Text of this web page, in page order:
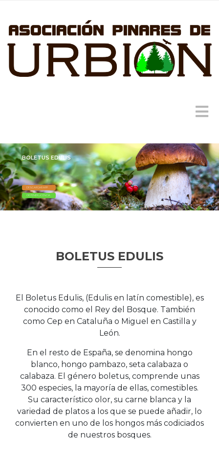
BOLETUS EDULIS
El Boletus Edulis, (Edulis en latín comestible), es
conocido como el Rey del Bosque. También
como Cep en Cataluña o Miguel en Castilla y
León.
En el resto de España, se denomina hongo
blanco, hongo pambazo, seta calabaza o
calabaza. El género boletus, comprende unas
300 especies, la mayoría de ellas, comestibles.
Su característico olor, su carne blanca y la
variedad de platos a los que se puede añadir, lo
convierten en uno de los hongos más codiciados
de nuestros bosques.